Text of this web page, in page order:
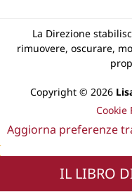
La Direzione
rimuovere, oscurare,
Copyright © 2026
Cookie
Aggiorna preferenze
IL LIBRO